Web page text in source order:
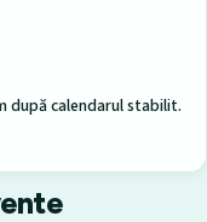
după calendarul stabilit.